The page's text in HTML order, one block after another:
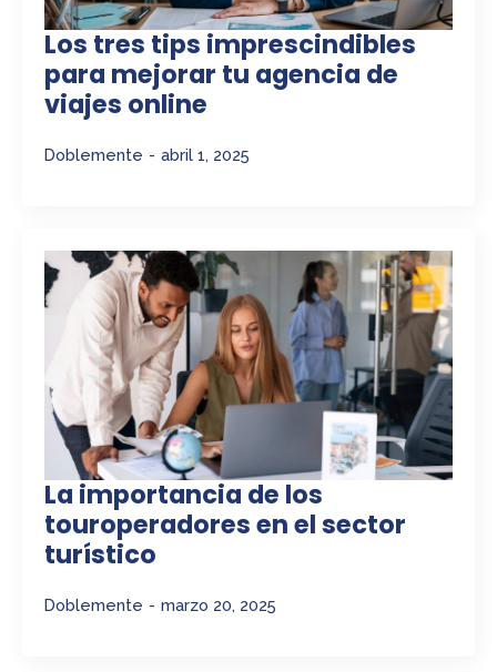
Los tres tips imprescindibles
para mejorar tu agencia de
viajes online
Doblemente abril 1, 2025
La importancia de los
touroperadores en el sector
turístico
Doblemente marzo 20, 2025